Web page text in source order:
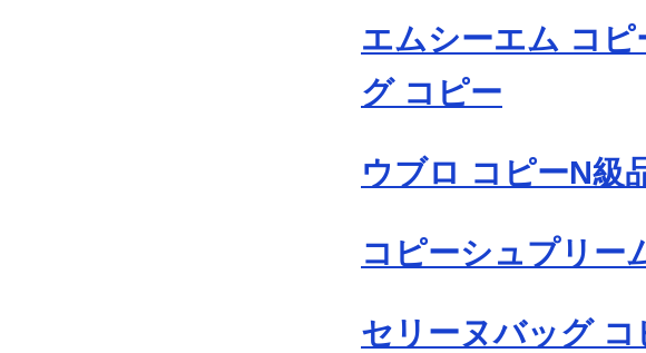
エムシーエム コピ
グ コピー
ウブロ コピーN級
コピーシュプリー
セリーヌバッグ コ